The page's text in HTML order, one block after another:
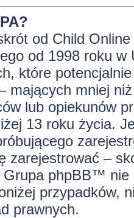
od Child
od 1998 roku w
które
mających mniej
lub opiekunów
13 roku życia.
zarejestrować –
Grupa phpBB™ nie
przypadków,
prawnych.